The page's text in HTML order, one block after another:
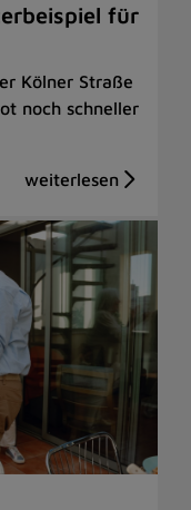
für
Kölner Straße
noch schneller